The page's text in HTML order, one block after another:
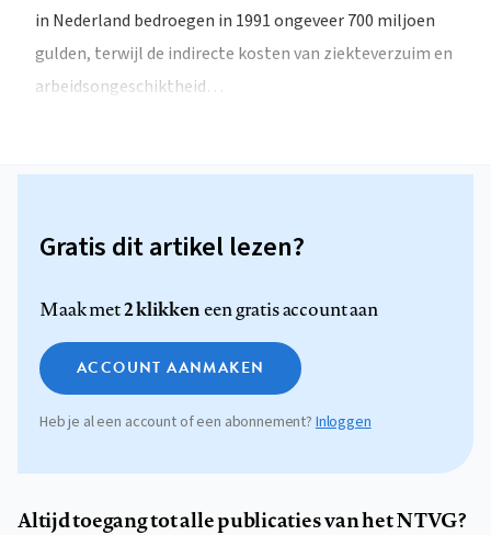
in Nederland bedroegen in 1991 ongeveer 700 miljoen
gulden, terwijl de indirecte kosten van ziekteverzuim en
arbeidsongeschiktheid…
Gratis dit artikel lezen?
Maak met2 klikkeneen gratis account aan
ACCOUNT AANMAKEN
Heb je al een account of een abonnement? Inloggen
Altijd toegang tot alle publicaties van het NTVG?